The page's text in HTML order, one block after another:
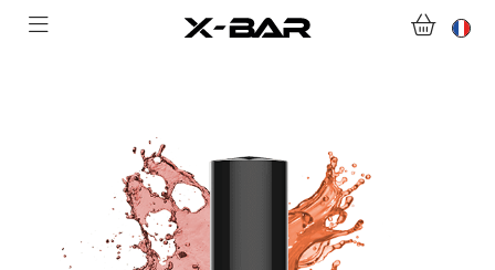
COLLECTIONS
NOUS CONTACTER